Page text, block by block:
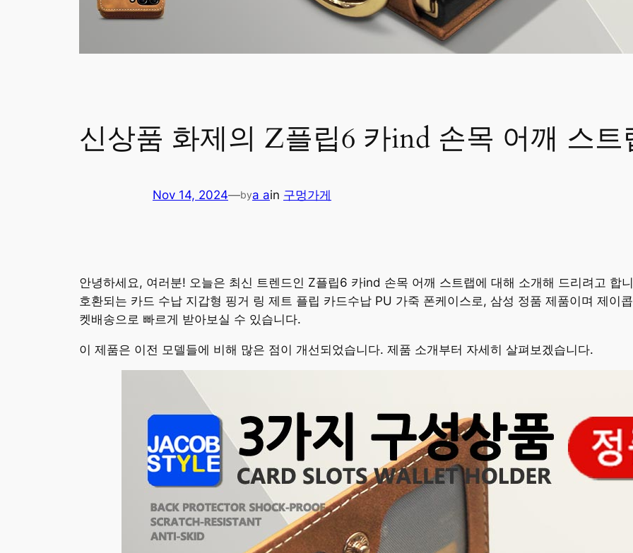
신상품 화제의 Z플립6 카ind 손목 어깨 스트
Nov 14, 2024—bya ain 구멍가게
안녕하세요, 여러분! 오늘은 최신 트렌드인 Z플립6 카ind 손목 어깨 스트랩에 대해 소개해 드리려고 합
호환되는 카드 수납 지갑형 핑거 링 제트 플립 카드수납 PU 가죽 폰케이스로, 삼성 정품 제품이며 제이
켓배송으로 빠르게 받아보실 수 있습니다.
이 제품은 이전 모델들에 비해 많은 점이 개선되었습니다. 제품 소개부터 자세히 살펴보겠습니다.